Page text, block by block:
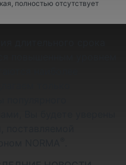
полностью отсутствует